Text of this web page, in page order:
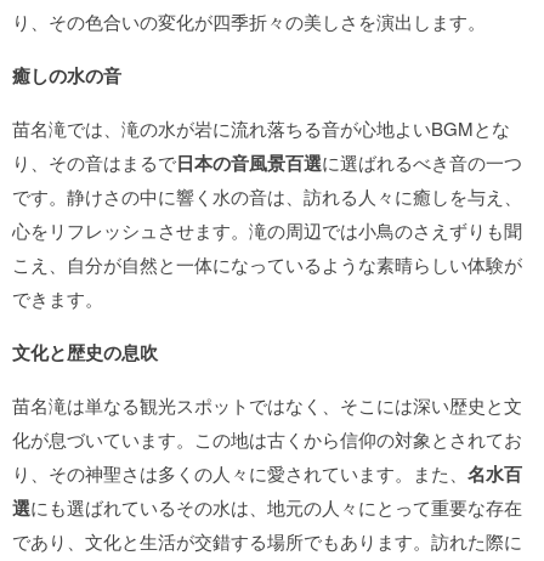
り、その色合いの変化が四季折々の美しさを演出します。
癒しの水の音
苗名滝では、滝の水が岩に流れ落ちる音が心地よいBGMとな
り、その音はまるで日本の音風景百選に選ばれるべき音の一つ
です。静けさの中に響く水の音は、訪れる人々に癒しを与え、
心をリフレッシュさせます。滝の周辺では小鳥のさえずりも聞
こえ、自分が自然と一体になっているような素晴らしい体験が
できます。
文化と歴史の息吹
苗名滝は単なる観光スポットではなく、そこには深い歴史と文
化が息づいています。この地は古くから信仰の対象とされてお
り、その神聖さは多くの人々に愛されています。また、 名水百
選にも選ばれているその水は、地元の人々にとって重要な存在
であり、文化と生活が交錯する場所でもあります。訪れた際に